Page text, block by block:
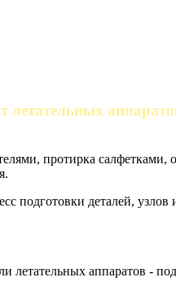
протирка
подготовки деталей,
аппаратов -